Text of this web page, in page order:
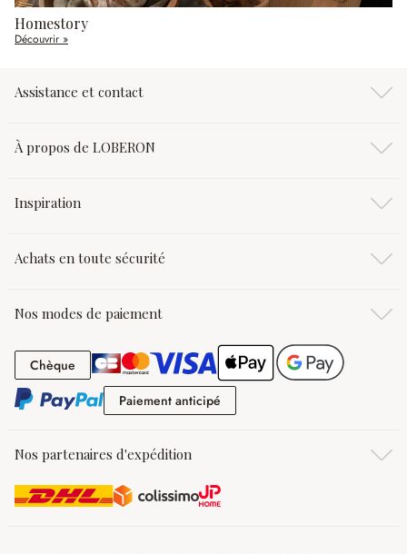
Homestory
Découvrir »
Assistance et contact
À propos de LOBERON
Inspiration
Achats en toute sécurité
Nos modes de paiement
Chèque Chèque
Paiement anticipé
Nos partenaires d'expédition